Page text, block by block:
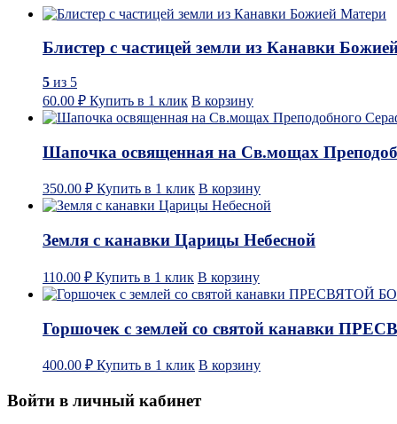
Блистер с частицей земли из Канавки
5 из 5
60.00 ₽ Купить в 1 клик В корзину
Шапочка освященная на Св.мощах
350.00 ₽ Купить в 1 клик В корзину
Земля с канавки Царицы Небесной
110.00 ₽ Купить в 1 клик В корзину
Горшочек с землей со святой канавки
400.00 ₽ Купить в 1 клик В корзину
Войти в личный кабинет